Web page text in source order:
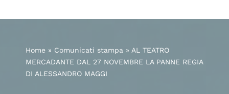
Home» Comunicati stampa » AL TEATRO
MERCADANTE DAL 27 NOVEMBRE LA PANNE REGIA
DI ALESSANDRO MAGGI